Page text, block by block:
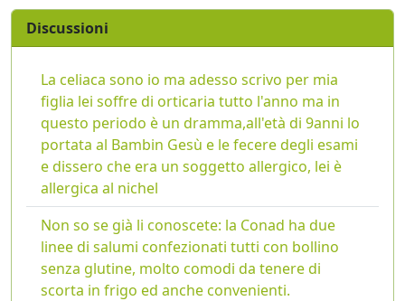
Discussioni
La celiaca sono io ma adesso scrivo per mia
figlia lei soffre di orticaria tutto l'anno ma in
questo periodo è un dramma,all'età di 9anni lo
portata al Bambin Gesù e le fecere degli esami
e dissero che era un soggetto allergico, lei è
allergica al nichel
Non so se già li conoscete: la Conad ha due
linee di salumi confezionati tutti con bollino
senza glutine, molto comodi da tenere di
scorta in frigo ed anche convenienti.